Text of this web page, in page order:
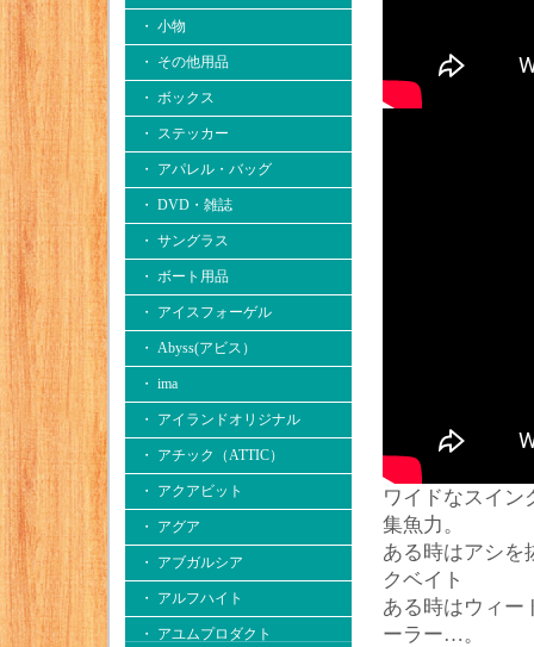
・ 小物
・ その他用品
・ ボックス
・ ステッカー
・ アパレル・バッグ
・ DVD・雑誌
・ サングラス
・ ボート用品
・ アイスフォーゲル
・ Abyss(アビス）
・ ima
・ アイランドオリジナル
・ アチック（ATTIC）
・ アクアビット
・ アグア
・ アブガルシア
・ アルフハイト
・ アユムプロダクト
ワイドなスイン
集魚力。
ある時はアシを
クベイト
ある時はウィー
ーラー…。